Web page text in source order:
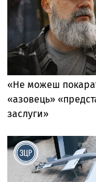
«Не можеш
«азовець»
заслуги»